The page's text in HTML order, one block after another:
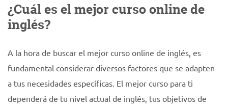
¿Cuál es el mejor curso online de
inglés?
A la hora de buscar el mejor curso online de inglés, es
fundamental considerar diversos factores que se adapten
a tus necesidades específicas. El mejor curso para ti
dependerá de tu nivel actual de inglés, tus objetivos de